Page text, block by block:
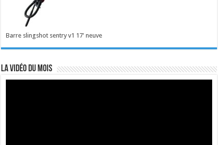
Barre slingshot sentry v1 17' neuve
La vidéo du mois